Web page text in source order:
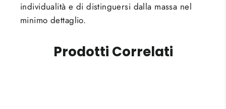
individualità e di distinguersi dalla massa nel
minimo dettaglio.
Prodotti Correlati